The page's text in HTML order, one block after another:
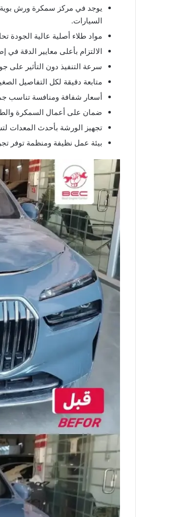
يوجد في مركز سمكرة ورش
السيارات.
مواد طلاء أصلية عالية الجودة
الالتزام بأعلى معايير الدقة
سرعة التنفيذ دون التأثير على
متابعة دقيقة لكل التفاصيل
أسعار شفافة ومنافسة تناسب
ضمان على أعمال السمكرة
تجهيز الورشة بأحدث المعدات
بيئة عمل نظيفة ومنظمة توفر